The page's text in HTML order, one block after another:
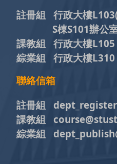
註冊組 行政大樓L103
S棟S101辦公室
課教組 行政大樓L105
綜業組 行政大樓L310
聯絡信箱
註冊組
課教組
綜業組